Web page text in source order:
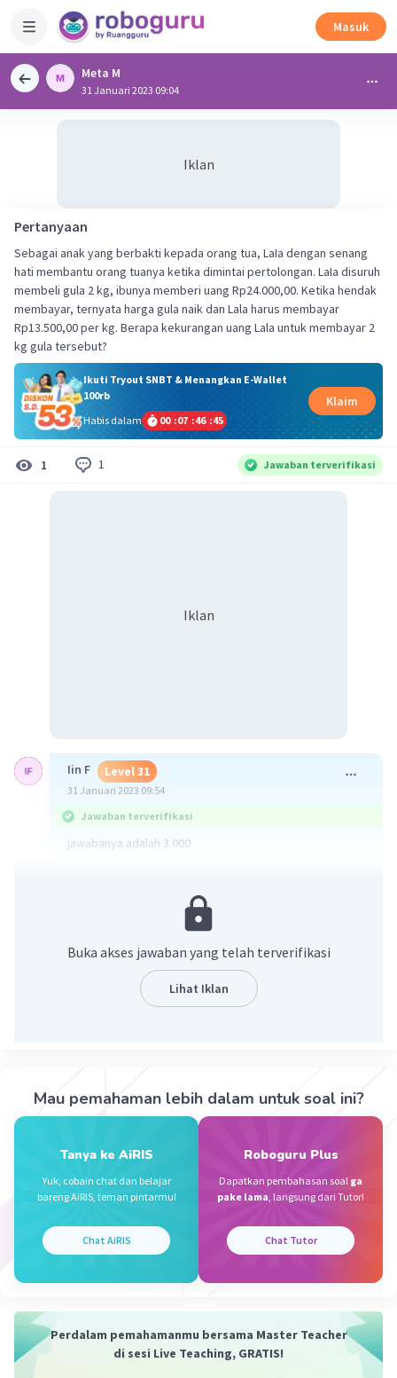
Masuk
Meta M
31 Januari 2023 09:04
Iklan
Pertanyaan
Sebagai anak yang berbakti kepada orang tua, LaIa dengan senang
hati membantu orang tuanya ketika dimintai pertolongan. LaIa disuruh
membeli gula 2 kg, ibunya memberi uang Rp24.000,00. Ketika hendak
membayar, ternyata harga gula naik dan Lala harus membayar
Rp13.500,00 per kg. Berapa kekurangan uang Lala untuk membayar 2
kg gula tersebut?
Ikuti Tryout SNBT & Menangkan E-Wallet
100rb
Habis dalam
00 :07 :46 :45
Klaim
1 1 Jawaban terverifikasi
Iklan
Iin F Level 31
31 Januari 2023 09:54
Jawaban terverifikasi
jawabanya adalah 3.000
Iklan
Buka akses jawaban yang telah terverifikasi
Lihat Iklan
Mau pemahaman lebih dalam untuk soal ini?
Tanya ke AiRIS
Yuk, cobain chat dan belajar
bareng AiRIS, teman pintarmu!
Chat AiRIS
Roboguru Plus
Dapatkan pembahasan soal ga
pake lama, langsung dari Tutor!
Chat Tutor
Perdalam pemahamanmu bersama Master Teacher
di sesi Live Teaching, GRATIS!